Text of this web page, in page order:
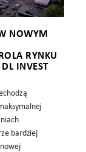
NOWYM
RYNKU
INVEST
bardziej